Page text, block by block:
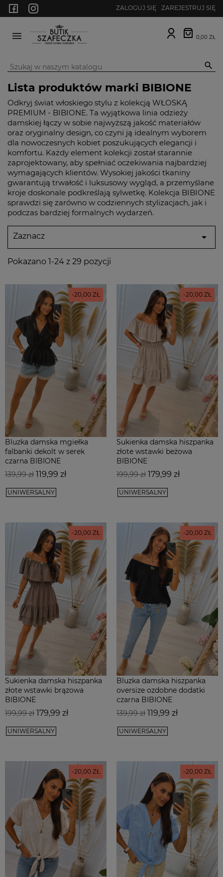
ZALOGUJ SIĘ ZAREJESTRUJ SIĘ

0,00 ZŁ
MENU
Lista produktów marki BIBIONE
Odkryj świat włoskiego stylu z kolekcją WŁOSKĄ
PREMIUM - BIBIONE. Ta wyjątkowa linia odzieży
damskiej łączy w sobie najwyższą jakość materiałów
oraz oryginalny design, co czyni ją idealnym wyborem
dla nowoczesnych kobiet poszukujących elegancji i
komfortu. Każdy element kolekcji został starannie
zaprojektowany, aby spełniać oczekiwania najbardziej
wymagających klientów. Wysokiej jakości tkaniny
gwarantują trwałość i luksusowy wygląd, a przemyślane
kroje doskonale podkreślają sylwetkę. Kolekcja BIBIONE
sprawdzi się zarówno w codziennych stylizacjach, jak i
podczas bardziej formalnych wydarzeń.
Zaznacz 
Pokazano 1-24 z 29 pozycji
Bluzka damska mgiełka
falbanki dekolt w serek
czarna BIBIONE
Cena
139,99 zł Cena
119,99 zł
-20,00 ZŁ
UNIWERSALNY
Sukienka damska hiszpanka
złote wstawki beżowa
BIBIONE
Cena
199,99 zł Cena
179,99 zł
-20,00 ZŁ
UNIWERSALNY
Sukienka damska hiszpanka
złote wstawki brązowa
BIBIONE
Cena
199,99 zł Cena
179,99 zł
-20,00 ZŁ
UNIWERSALNY
Bluzka damska hiszpanka
oversize ozdobne dodatki
czarna BIBIONE
Cena
139,99 zł Cena
119,99 zł
-20,00 ZŁ
UNIWERSALNY
-20,00 ZŁ -20,00 ZŁ